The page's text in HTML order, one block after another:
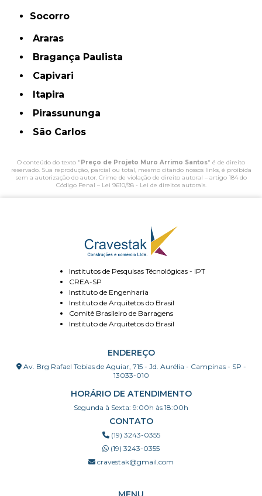
Socorro
Araras
Bragança Paulista
Capivari
Itapira
Pirassununga
São Carlos
O conteúdo do texto "Preço de Projeto Muro Arrimo Santos" é de direito
reservado. Sua reprodução, parcial ou total, mesmo citando nossos links, é proibida
sem a autorização do autor. Crime de violação de direito autoral – artigo 184 do
Código Penal – Lei 9610/98 - Lei de direitos autorais.
Institutos de Pesquisas Técnológicas - IPT
CREA-SP
Instituto de Engenharia
Instituto de Arquitetos do Brasil
Comitê Brasileiro de Barragens
Instituto de Arquitetos do Brasil
ENDEREÇO
Av. Brg Rafael Tobias de Aguiar, 715 - Jd. Aurélia - Campinas - SP -
13033-010
HORÁRIO DE ATENDIMENTO
Segunda à Sexta: 9:00h às 18:00h
CONTATO
(19) 3243-0355
(19) 3243-0355
cravestak@gmail.com